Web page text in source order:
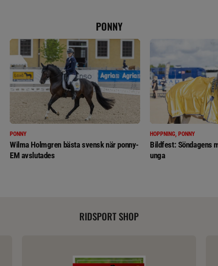
PONNY
PONNY
Wilma Holmgren bästa svensk när ponny-
EM avslutades
HOPPNING, PONNY
Bildfest: Söndagens
unga
RIDSPORT SHOP